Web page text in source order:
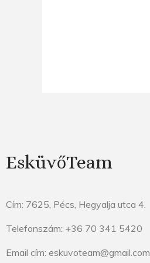
EsküvőTeam
Cím: 7625, Pécs, Hegyalja utca 4.
Telefonszám: +36 70 341 5420
Email cím: eskuvoteam@gmail.com